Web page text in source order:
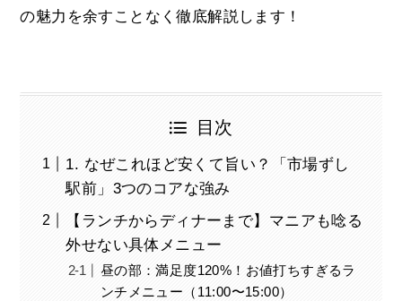
の魅力を余すことなく徹底解説します！
目次
1. なぜこれほど安くて旨い？「市場ずし
駅前」3つのコアな強み
【ランチからディナーまで】マニアも唸る
外せない具体メニュー
昼の部：満足度120%！お値打ちすぎるラ
ンチメニュー（11:00〜15:00）